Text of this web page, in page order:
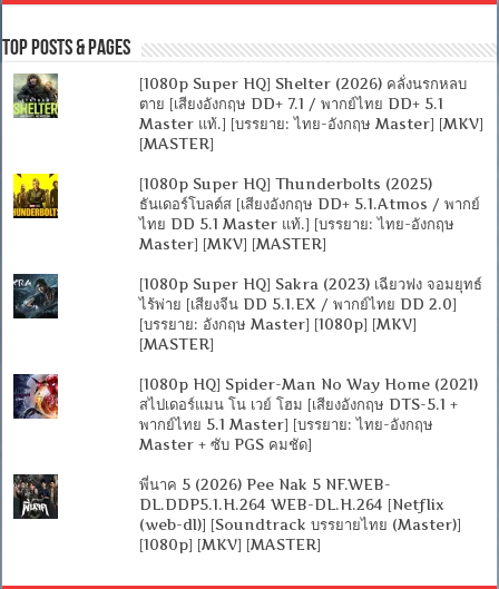
Top Posts & Pages
[1080p Super HQ] Shelter (2026) คลั่งนรกหลบ
ตาย [เสียงอังกฤษ DD+ 7.1 / พากย์ไทย DD+ 5.1
Master แท้.] [บรรยาย: ไทย-อังกฤษ Master] [MKV]
[MASTER]
[1080p Super HQ] Thunderbolts (2025)
ธันเดอร์โบลต์ส [เสียงอังกฤษ DD+ 5.1.Atmos / พากย์
ไทย DD 5.1 Master แท้.] [บรรยาย: ไทย-อังกฤษ
Master] [MKV] [MASTER]
[1080p Super HQ] Sakra (2023) เฉียวฟง จอมยุทธ์
ไร้พ่าย [เสียงจีน DD 5.1.EX / พากย์ไทย DD 2.0]
[บรรยาย: อังกฤษ Master] [1080p] [MKV]
[MASTER]
[1080p HQ] Spider-Man No Way Home (2021)
สไปเดอร์แมน โน เวย์ โฮม [เสียงอังกฤษ DTS-5.1 +
พากย์ไทย 5.1 Master] [บรรยาย: ไทย-อังกฤษ
Master + ซับ PGS คมชัด]
พี่นาค 5 (2026) Pee Nak 5 NF.WEB-
DL.DDP5.1.H.264 WEB-DL.H.264 [Netflix
(web-dl)] [Soundtrack บรรยายไทย (Master)]
[1080p] [MKV] [MASTER]